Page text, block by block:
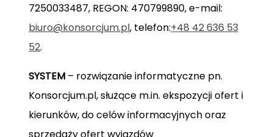
7250033487, REGON: 470799890, e-mail:
biuro@konsorcjum.pl, telefon:+48 42 636 53
52.
SYSTEM – rozwiązanie informatyczne pn.
Konsorcjum.pl, służące m.in. ekspozycji ofert i
kierunków, do celów informacyjnych oraz
sprzedaży ofert wyjazdów